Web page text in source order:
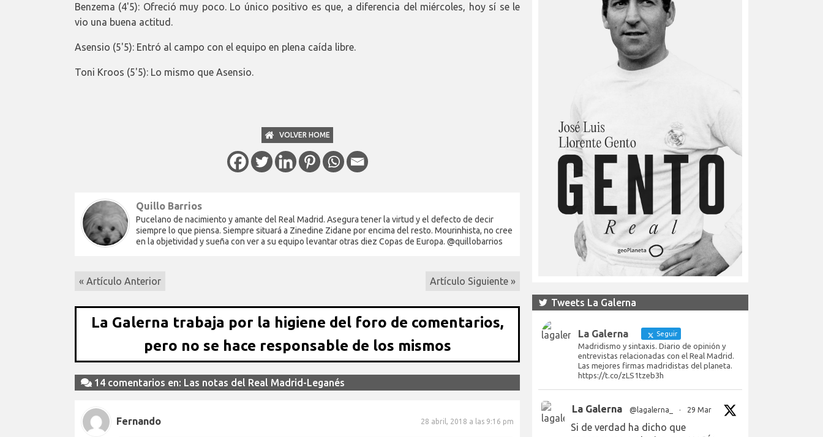
Benzema (4'5): Ofreció muy poco. Lo único positivo es que, a diferencia del miércoles, hoy sí se le
vio una buena actitud.
Asensio (5'5): Entró al campo con el equipo en plena caída libre.
Toni Kroos (5'5): Lo mismo que Asensio.
VOLVER HOME
Quillo Barrios
Pucelano de nacimiento y amante del Real Madrid. Asegura tener la virtud y el defecto de decir
siempre lo que piensa. Siempre situará a Zinedine Zidane por encima del resto. Mourinhista, no cree
en la objetividad y sueña con ver a su equipo levantar otras diez Copas de Europa. @quillobarrios
« Artículo Anterior Artículo Siguiente »
La Galerna trabaja por la higiene del foro de comentarios,
pero no se hace responsable de los mismos
14 comentarios en: Las notas del Real Madrid-Leganés
Fernando 28 abril, 2018 a las 9:16 pm
Tweets La Galerna
La Galerna Seguir
Madridismo y sintaxis. Diario de opinión y
entrevistas relacionadas con el Real Madrid.
Las mejores firmas madridistas del planeta.
https://t.co/zLS1tzeb3h
La Galerna @lagalerna_ · 29 Mar
Si de verdad ha dicho que